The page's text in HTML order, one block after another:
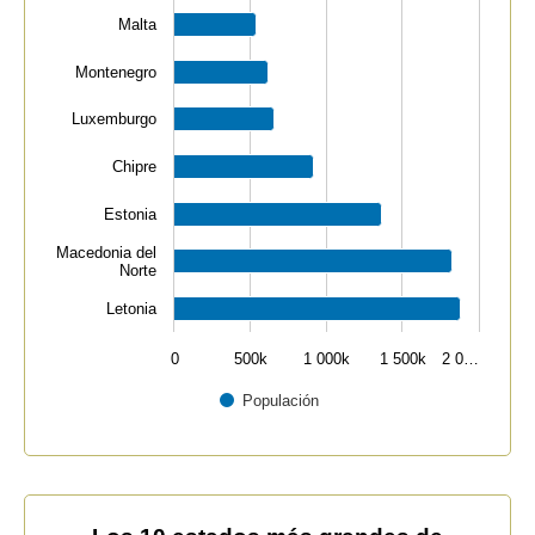
Populación
Malta
Montenegro
Luxemburgo
Chipre
Estonia
Macedonia del
Norte
Letonia
0 500k 1 000k 1 500k 2 0…
Los 10 estados más grandes de Europa